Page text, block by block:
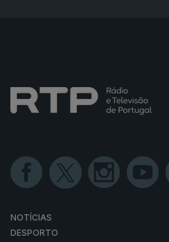
NOTÍCIAS
DESPORTO